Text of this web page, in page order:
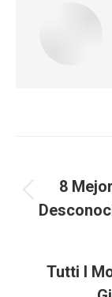
article
8
Tutti I